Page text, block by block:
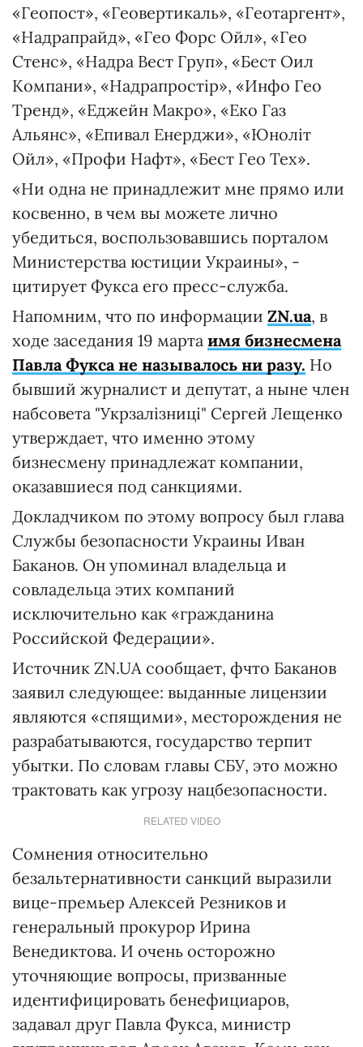
«Геопост», «Геовертикаль», «Геотаргент»,
«Надрапрайд», «Гео Форс Ойл», «Гео
Стенс», «Надра Вест Груп», «Бест Оил
Компани», «Надрапростір», «Инфо Гео
Тренд», «Еджейн Макро», «Еко Газ
Альянс», «Епивал Енерджи», «Юноліт
Ойл», «Профи Нафт», «Бест Гео Тех».
«Ни одна не принадлежит мне прямо или
косвенно, в чем вы можете лично
убедиться, воспользовавшись порталом
Министерства юстиции Украины», -
цитирует Фукса его пресс-служба.
Напомним, что по информации ZN.ua, в
ходе заседания 19 марта имя бизнесмена
Павла Фукса не называлось ни разу. Но
бывший журналист и депутат, а ныне член
набсовета "Укрзалізниці" Сергей Лещенко
утверждает, что именно этому
бизнесмену принадлежат компании,
оказавшиеся под санкциями.
Докладчиком по этому вопросу был глава
Службы безопасности Украины Иван
Баканов. Он упоминал владельца и
совладельца этих компаний
исключительно как «гражданина
Российской Федерации».
Источник ZN.UA сообщает, фчто Баканов
заявил следующее: выданные лицензии
являются «спящими», месторождения не
разрабатываются, государство терпит
убытки. По словам главы СБУ, это можно
трактовать как угрозу нацбезопасности.
RELATED VIDEO
Сомнения относительно
безальтернативности санкций выразили
вице-премьер Алексей Резников и
генеральный прокурор Ирина
Венедиктова. И очень осторожно
уточняющие вопросы, призванные
идентифицировать бенефициаров,
задавал друг Павла Фукса, министр